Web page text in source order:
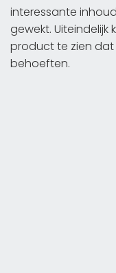
interessante
gewekt.
product te zien
behoeften.